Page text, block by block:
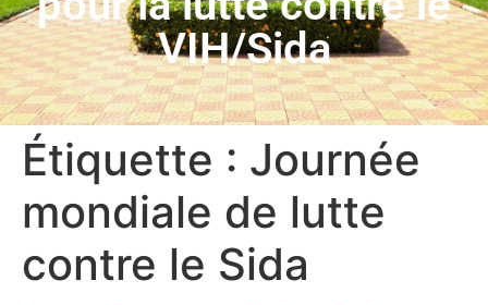
VIH/Sida
Étiquette : Journée
mondiale de lutte
contre le Sida